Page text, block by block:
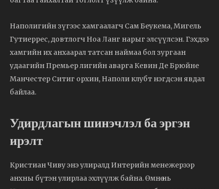
Наполигийн зүгээс хамгаалагч Сам Беукема, Мигель
Гутиеррес, довтлогч Ноа Ланг нарыг элсүүлсэн. Гэхдээ
хамгийн их анхаарал татсан наймаа бол зургаан
удаагийн Премьер лигийн аварга Кевин Де Брюйне
Манчестер Ситиг орхин, Наполи клубт нэгдсэн явдал
байлаа.
Удирдлагын шинэчлэл ба эргэн
ирэлт
Кристиан Чиву энэ улиралд Интерийн менежерээр
анхны бүтэн улирлаа эхлүүлж байна. Өмнө нь